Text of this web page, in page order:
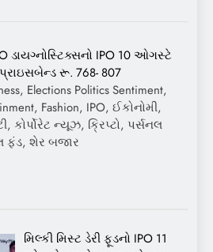
ડાયગ્નોસ્ટિક્સનો IPO 10 ઓગસ્ટે
રૂ. 768- 807
Elections Politics Sentiment,
Fashion, IPO, ઈકોનોમી,
કોર્પોરેટ ન્યૂઝ, ક્રિપ્ટો, પર્સનલ
ફંડ, શેર બજાર
મિલ્કી મિસ્ટ ડેરી ફૂડનો IPO 11